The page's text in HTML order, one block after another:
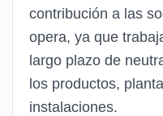
contribución a las
opera, ya que
largo plazo de
los productos,
instalaciones.